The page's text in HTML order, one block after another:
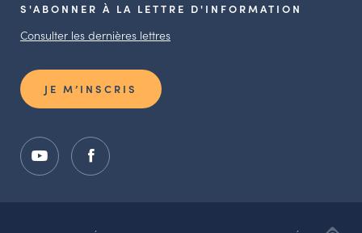
S'ABONNER À LA LETTRE D'INFORMATION
Consulter les dernières lettres
JE M’INSCRIS